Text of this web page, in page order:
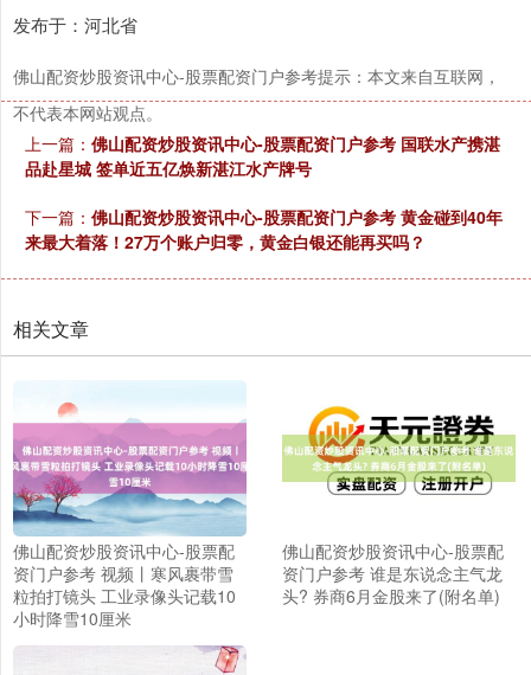
发布于：河北省
佛山配资炒股资讯中心-股票配资门户参考提示：本文来自互联网，
不代表本网站观点。
上一篇： 佛山配资炒股资讯中心-股票配资门户参考 国联水产携湛
品赴星城 签单近五亿焕新湛江水产牌号
下一篇： 佛山配资炒股资讯中心-股票配资门户参考 黄金碰到40年
来最大着落！27万个账户归零，黄金白银还能再买吗？
相关文章
佛山配资炒股资讯中心-股票配
资门户参考 视频丨寒风裹带雪
粒拍打镜头 工业录像头记载10
小时降雪10厘米
佛山配资炒股资讯中心-股票配
资门户参考 谁是东说念主气龙
头? 券商6月金股来了(附名单)